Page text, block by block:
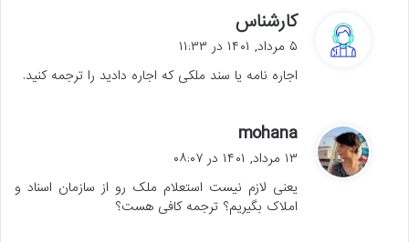
کارشناس
ف
۵ مرداد, ۱۴۰۱ در ۱۱:۳۳
اجاره نامه یا سند ملکی که اجاره دادید را ترجمه کنید.
mohana
ف
:
۱۳ مرداد, ۱۴۰۱ در ۰۸:۰۷
یعنی لازم نیست استعلام ملک رو از سازمان اسناد و
املاک بگیریم؟ ترجمه کافی هست؟